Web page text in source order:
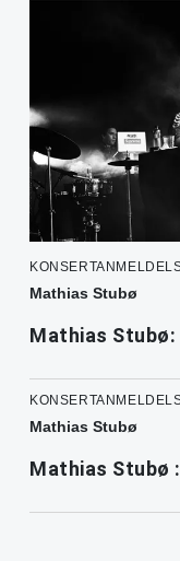
Mathias Stubø
Mathias
Mathias Stubø
Mathias Stubø